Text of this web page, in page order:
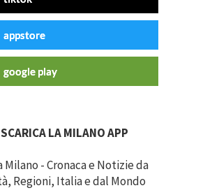
appstore
google play
SCARICA LA MILANO APP